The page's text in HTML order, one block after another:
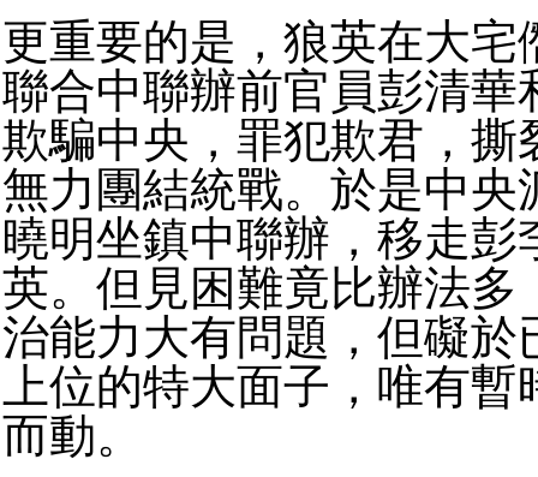
更重要的是，狼英在大宅
聯合中聯辦前官員彭清華
欺騙中央，罪犯欺君，撕
無力團結統戰。於是中央
曉明坐鎮中聯辦，移走彭
英。但見困難竟比辦法多
治能力大有問題，但礙於
上位的特大面子，唯有
而動。